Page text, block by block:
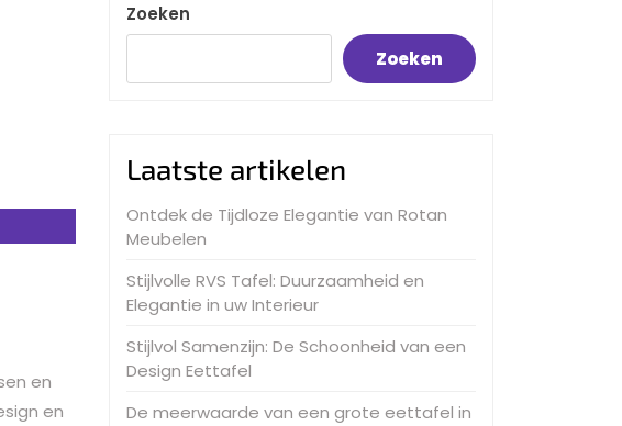
en
en
Zoeken
Zoeken
Laatste artikelen
Ontdek de Tijdloze Elegantie van Rotan
Meubelen
Stijlvolle RVS Tafel: Duurzaamheid en
Elegantie in uw Interieur
Stijlvol Samenzijn: De Schoonheid van een
Design Eettafel
De meerwaarde van een grote eettafel in